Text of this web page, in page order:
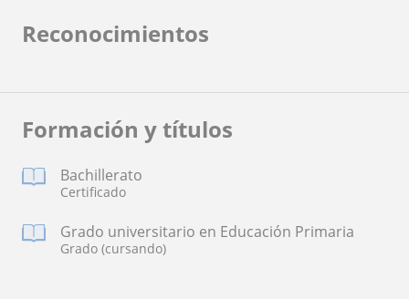
Reconocimientos
Formación y títulos
Bachillerato
Certificado
Grado universitario en Educación Primaria
Grado (cursando)